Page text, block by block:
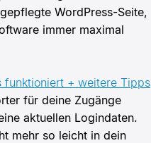
WordPress-Seite,
immer maximal
funktioniert + weitere Tipps
für deine Zugänge
aktuellen Logindaten.
mehr so leicht in dein